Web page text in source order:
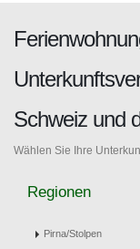
Schweiz und
Wählen Sie Ihre
Regionen
Pirna/Stolpen